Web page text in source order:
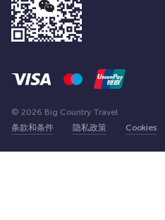
条款和条件 隐私政策 Cookies
© 2026 Big Country Travel